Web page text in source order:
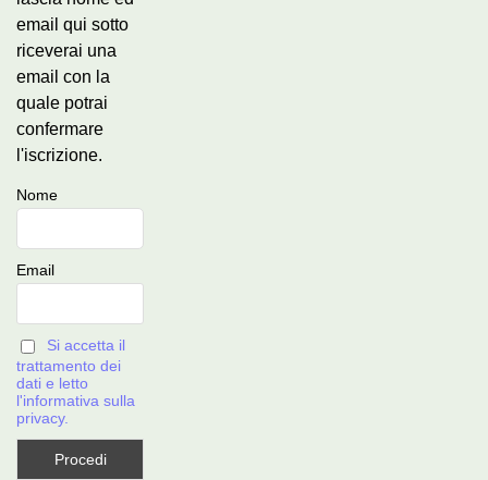
email qui sotto
riceverai una
email con la
quale potrai
confermare
l'iscrizione.
Nome
Email
Si accetta il
trattamento dei
dati e letto
l'informativa sulla
privacy.